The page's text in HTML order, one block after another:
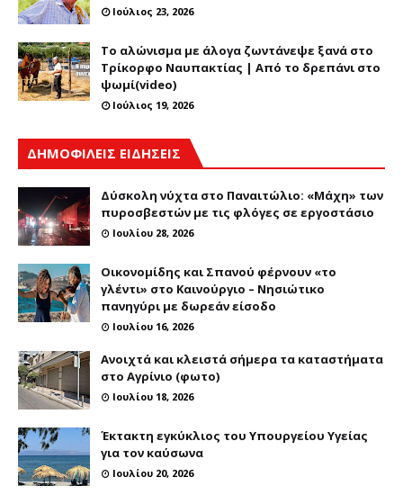
Ιούλιος 23, 2026
Το αλώνισμα με άλογα ζωντάνεψε ξανά στο
Τρίκορφο Ναυπακτίας | Από το δρεπάνι στο
ψωμί(video)
Ιούλιος 19, 2026
ΔΗΜΟΦΙΛΕΙΣ ΕΙΔΗΣΕΙΣ
Δύσκολη νύχτα στο Παναιτώλιο: «Μάχη» των
πυροσβεστών με τις φλόγες σε εργοστάσιο
Ιουλίου 28, 2026
Οικονομίδης και Σπανού φέρνουν «το
γλέντι» στο Καινούργιο – Νησιώτικο
πανηγύρι με δωρεάν είσοδο
Ιουλίου 16, 2026
Ανοιχτά και κλειστά σήμερα τα καταστήματα
στο Αγρίνιο (φωτο)
Ιουλίου 18, 2026
Έκτακτη εγκύκλιος του Υπουργείου Υγείας
για τον καύσωνα
Ιουλίου 20, 2026